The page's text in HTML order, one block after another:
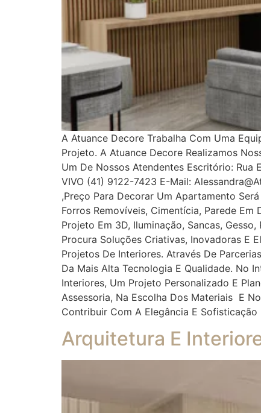
A Atuance Decore Trabalha Com Uma
Projeto. A Atuance Decore Realizamos
Um De Nossos Atendentes Escritório: Rua
VIVO (41) 9122-7423 E-Mail:
,Preço Para Decorar Um Apartamento
Forros Removíveis, Cimentícia, Parede
Projeto Em 3D, Iluminação, Sancas,
Procura Soluções Criativas, Inovadoras E
Projetos De Interiores. Através De
Da Mais Alta Tecnologia E Qualidade. No
Interiores, Um Projeto Personalizado E
Assessoria, Na Escolha Dos Materiais E
Contribuir Com A Elegância E Sofisticação
Arquitetura E